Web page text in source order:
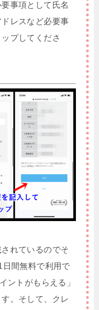
事項として氏名
レスなど必要事
プしてくださ
れているのでそ
間無料で利用で
ントがもらえる」
。そして、クレ